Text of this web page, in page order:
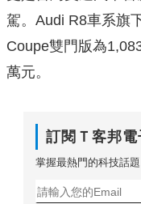
駕。Audi R8車系旗
Coupe雙門版為
萬元。
訂閱Ｔ客邦電
掌握最熱門的科技話